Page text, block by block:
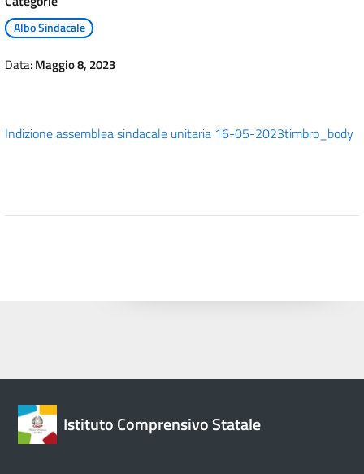
Albo Sindacale
Data:Maggio 8, 2023
Indizione assemblea sindacale unitaria 16-05-2023timbro_body
Istituto Comprensivo Statale